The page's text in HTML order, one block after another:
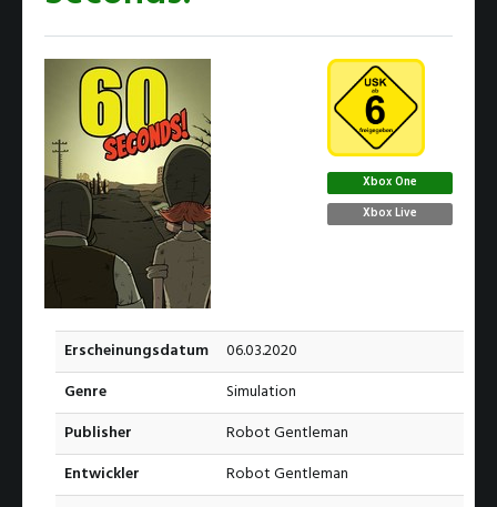
Xbox One
Xbox Live
Erscheinungsdatum
06.03.2020
Genre
‪Simulation‬
Publisher
Robot Gentleman
Entwickler
Robot Gentleman